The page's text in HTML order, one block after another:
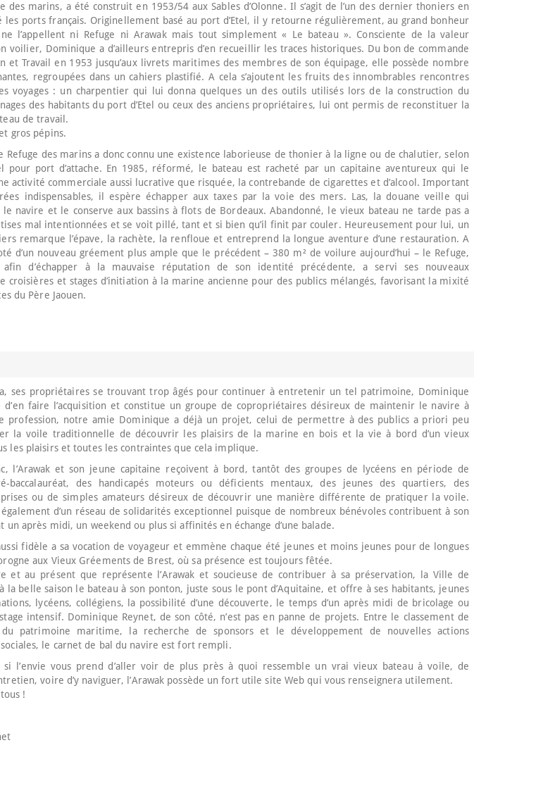
des marins, a été construit en 1953/54 aux Sables d’Olonne. Il s’agit de l’un des dernier thoniers en
les ports français. Originellement basé au port d’Etel, il y retourne régulièrement, au grand bonheur
l’appellent ni Refuge ni Arawak mais tout simplement « Le bateau ». Consciente de la valeur
voilier, Dominique a d’ailleurs entrepris d’en recueillir les traces historiques. Du bon de commande
et Travail en 1953 jusqu’aux livrets maritimes des membres de son équipage, elle possède nombre
regroupées dans un cahiers plastifié. A cela s’ajoutent les fruits des innombrables rencontres
voyages : un charpentier qui lui donna quelques un des outils utilisés lors de la construction du
des habitants du port d’Etel ou ceux des anciens propriétaires, lui ont permis de reconstituer la
de travail.
gros pépins.
Refuge des marins a donc connu une existence laborieuse de thonier à la ligne ou de chalutier, selon
pour port d’attache. En 1985, réformé, le bateau est racheté par un capitaine aventureux qui le
activité commerciale aussi lucrative que risquée, la contrebande de cigarettes et d’alcool. Important
indispensables, il espère échapper aux taxes par la voie des mers. Las, la douane veille qui
navire et le conserve aux bassins à flots de Bordeaux. Abandonné, le vieux bateau ne tarde pas a
mal intentionnées et se voit pillé, tant et si bien qu’il finit par couler. Heureusement pour lui, un
remarque l’épave, la rachète, la renfloue et entreprend la longue aventure d’une restauration. A
d’un nouveau gréement plus ample que le précédent – 380 m² de voilure aujourd’hui – le Refuge,
afin d’échapper à la mauvaise réputation de son identité précédente, a servi ses nouveaux
croisières et stages d’initiation à la marine ancienne pour des publics mélangés, favorisant la mixité
du Père Jaouen.
ses propriétaires se trouvant trop âgés pour continuer à entretenir un tel patrimoine, Dominique
d’en faire l’acquisition et constitue un groupe de copropriétaires désireux de maintenir le navire à
profession, notre amie Dominique a déjà un projet, celui de permettre à des publics a priori peu
la voile traditionnelle de découvrir les plaisirs de la marine en bois et la vie à bord d’un vieux
les plaisirs et toutes les contraintes que cela implique.
l’Arawak et son jeune capitaine reçoivent à bord, tantôt des groupes de lycéens en période de
baccalauréat, des handicapés moteurs ou déficients mentaux, des jeunes des quartiers, des
ou de simples amateurs désireux de découvrir une manière différente de pratiquer la voile.
également d’un réseau de solidarités exceptionnel puisque de nombreux bénévoles contribuent à son
un après midi, un weekend ou plus si affinités en échange d’une balade.
fidèle a sa vocation de voyageur et emmène chaque été jeunes et moins jeunes pour de longues
aux Vieux Gréements de Brest, où sa présence est toujours fêtée.
et au présent que représente l’Arawak et soucieuse de contribuer à sa préservation, la Ville de
la belle saison le bateau à son ponton, juste sous le pont d’Aquitaine, et offre à ses habitants, jeunes
lycéens, collégiens, la possibilité d’une découverte, le temps d’un après midi de bricolage ou
intensif. Dominique Reynet, de son côté, n’est pas en panne de projets. Entre le classement de
du patrimoine maritime, la recherche de sponsors et le développement de nouvelles actions
le carnet de bal du navire est fort rempli.
si l’envie vous prend d’aller voir de plus près à quoi ressemble un vrai vieux bateau à voile, de
voire d’y naviguer, l’Arawak possède un fort utile site Web qui vous renseignera utilement.
!